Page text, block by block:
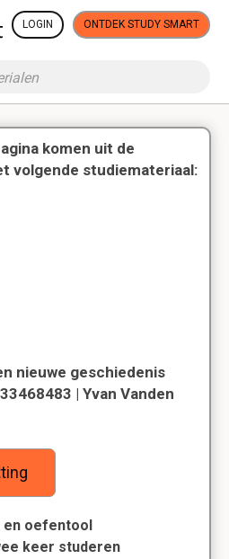
LOGIN ONTDEK STUDY SMART
komen uit de
volgende studiemateriaal:
nieuwe geschiedenis
| Yvan Vanden
en oefentool
keer studeren